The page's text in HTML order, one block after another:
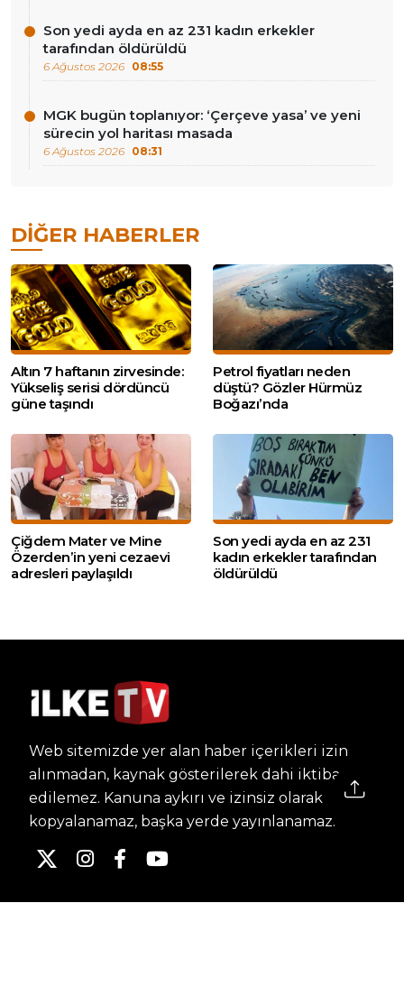
Son yedi ayda en az 231 kadın erkekler
tarafından öldürüldü
6 Ağustos 2026 08:55
MGK bugün toplanıyor: ‘Çerçeve yasa’ ve yeni
sürecin yol haritası masada
6 Ağustos 2026 08:31
DIĞER HABERLER
Altın 7 haftanın zirvesinde:
Yükseliş serisi dördüncü
güne taşındı
Petrol fiyatları neden
düştü? Gözler Hürmüz
Boğazı’nda
Çiğdem Mater ve Mine
Özerden’in yeni cezaevi
adresleri paylaşıldı
Son yedi ayda en az 231
kadın erkekler tarafından
öldürüldü
Web sitemizde yer alan haber içerikleri izin
alınmadan, kaynak gösterilerek dahi iktibas
edilemez. Kanuna aykırı ve izinsiz olarak
kopyalanamaz, başka yerde yayınlanamaz.
HABERLER